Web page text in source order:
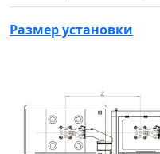
Размер установки